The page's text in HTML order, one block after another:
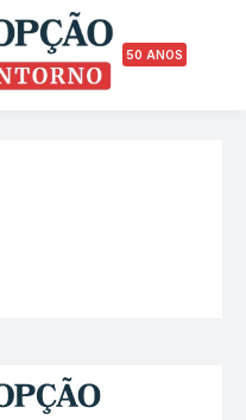
50 ANOS